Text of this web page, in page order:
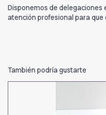
Disponemos de delegaciones
atención profesional para
También podría gustarte